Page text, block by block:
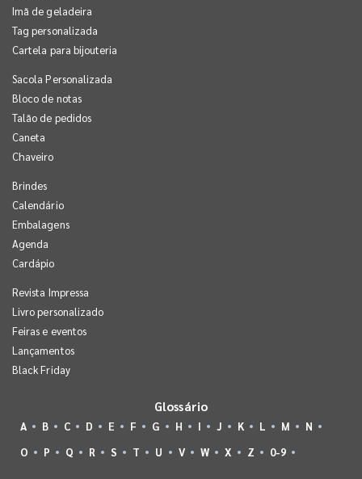
Imã de geladeira
Tag personalizada
Cartela para bijouteria
Sacola Personalizada
Bloco de notas
Talão de pedidos
Caneta
Chaveiro
Brindes
Calendário
Embalagens
Agenda
Cardápio
Revista Impressa
Livro personalizado
Feiras e eventos
Lançamentos
Black Friday
Glossário
A B C D E F G H I J K L M
N
O
P Q R S T U V W X Z 0-9